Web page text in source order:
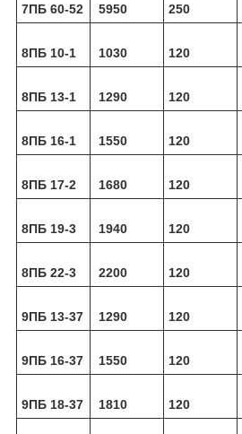
7ПБ 60-52 5950 250
8ПБ 10-1 1030 120
8ПБ 13-1 1290 120
8ПБ 16-1 1550 120
8ПБ 17-2 1680 120
8ПБ 19-3 1940 120
8ПБ 22-3 2200 120
9ПБ 13-37 1290 120
9ПБ 16-37 1550 120
9ПБ 18-37 1810 120